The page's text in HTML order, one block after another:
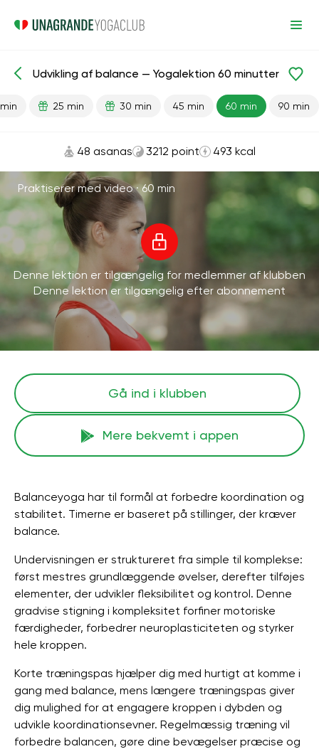
Færdiglavede lektioner Balance
Udvikling af balance — Yogalektion 60 minutter
25 min 30 min 45 min 60 min 90 min
48 asanas 3212 point 493 kcal
Praktiserer med video ·60 min
Denne lektion er tilgængelig for medlemmer af klubben
Denne lektion er tilgængelig efter abonnement
Gå ind i klubben
Mere bekvemt i appen
Balanceyoga har til formål at forbedre koordination og
stabilitet. Timerne er baseret på stillinger, der kræver
balance.
Undervisningen er struktureret fra simple til komplekse:
først mestres grundlæggende øvelser, derefter tilføjes
elementer, der udvikler fleksibilitet og kontrol. Denne
gradvise stigning i kompleksitet forfiner motoriske
færdigheder, forbedrer neuroplasticiteten og styrker
hele kroppen.
Korte træningspas hjælper dig med hurtigt at komme i
gang med balance, mens længere træningspas giver
dig mulighed for at engagere kroppen i dybden og
udvikle koordinationsevner. Regelmæssig træning vil
forbedre balancen, gøre dine bevægelser præcise og